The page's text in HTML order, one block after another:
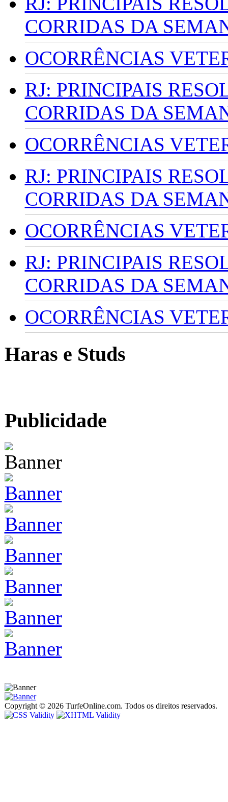
CORRIDAS DA
OCORRÊNCIAS
RJ: PRINCIPAIS
CORRIDAS DA
OCORRÊNCIAS
RJ: PRINCIPAIS
CORRIDAS DA
OCORRÊNCIAS
RJ: PRINCIPAIS
CORRIDAS DA
OCORRÊNCIAS
Haras e Studs
Publicidade
Copyright © 2026 TurfeOnline.com. Todos os direitos reservados.